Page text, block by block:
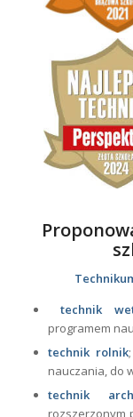
technik
programem
technik rolnik
nauczania, do
technik
rozszerzonym